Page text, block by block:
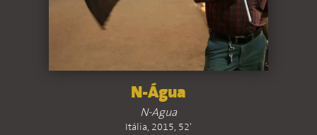
N-Água
N-Agua
Itália, 2015, 52'